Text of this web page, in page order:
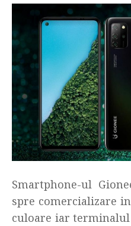
Smartphone-ul
spre comercializare
culoare iar